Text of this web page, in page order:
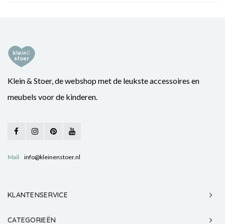
Klein & Stoer, de webshop met de leukste accessoires en
meubels voor de kinderen.
Mail info@kleinenstoer.nl
KLANTENSERVICE
CATEGORIEËN